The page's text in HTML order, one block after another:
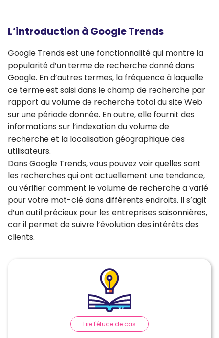
L’introduction à Google Trends
Google Trends est une fonctionnalité qui montre la
popularité d’un terme de recherche donné dans
Google. En d’autres termes, la fréquence à laquelle
ce terme est saisi dans le champ de recherche par
rapport au volume de recherche total du site Web
sur une période donnée. En outre, elle fournit des
informations sur l’indexation du volume de
recherche et la localisation géographique des
utilisateurs.
Dans Google Trends, vous pouvez voir quelles sont
les recherches qui ont actuellement une tendance,
ou vérifier comment le volume de recherche a varié
pour votre mot-clé dans différents endroits. Il s’agit
d’un outil précieux pour les entreprises saisonnières,
car il permet de suivre l’évolution des intérêts des
clients.
Lire l'étude de cas